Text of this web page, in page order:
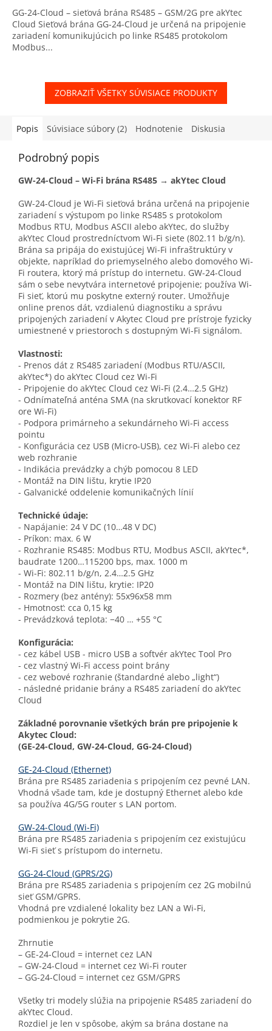
GG-24-Cloud – sieťová brána RS485 – GSM/2G pre akYtec
Cloud Sieťová brána GG-24-Cloud je určená na pripojenie
zariadení komunikujúcich po linke RS485 protokolom
Modbus...
ZOBRAZIŤ VŠETKY SÚVISIACE PRODUKTY
Popis Súvisiace súbory (2) Hodnotenie Diskusia
Podrobný popis
GW-24-Cloud – Wi-Fi brána RS485 → akYtec Cloud
GW-24-Cloud je Wi-Fi sieťová brána určená na pripojenie
zariadení s výstupom po linke RS485 s protokolom
Modbus RTU, Modbus ASCII alebo akYtec, do služby
akYtec Cloud prostredníctvom Wi-Fi siete (802.11 b/g/n).
Brána sa pripája do existujúcej Wi-Fi infraštruktúry v
objekte, napríklad do priemyselného alebo domového Wi-
Fi routera, ktorý má prístup do internetu. GW-24-Cloud
sám o sebe nevytvára internetové pripojenie; používa Wi-
Fi sieť, ktorú mu poskytne externý router. Umožňuje
online prenos dát, vzdialenú diagnostiku a správu
pripojených zariadení v Akytec Cloud pre prístroje fyzicky
umiestnené v priestoroch s dostupným Wi-Fi signálom.
Vlastnosti:
- Prenos dát z RS485 zariadení (Modbus RTU/ASCII,
akYtec*) do akYtec Cloud cez Wi-Fi
- Pripojenie do akYtec Cloud cez Wi-Fi (2.4…2.5 GHz)
- Odnímateľná anténa SMA (na skrutkovací konektor RF
ore Wi-Fi)
- Podpora primárneho a sekundárneho Wi-Fi access
pointu
- Konfigurácia cez USB (Micro-USB), cez Wi-Fi alebo cez
web rozhranie
- Indikácia prevádzky a chýb pomocou 8 LED
- Montáž na DIN lištu, krytie IP20
- Galvanické oddelenie komunikačných línií
Technické údaje:
- Napájanie: 24 V DC (10…48 V DC)
- Príkon: max. 6 W
- Rozhranie RS485: Modbus RTU, Modbus ASCII, akYtec*,
baudrate 1200…115200 bps, max. 1000 m
- Wi-Fi: 802.11 b/g/n, 2.4…2.5 GHz
- Montáž na DIN lištu, krytie: IP20
- Rozmery (bez antény): 55x96x58 mm
- Hmotnosť: cca 0,15 kg
- Prevádzková teplota: −40 … +55 °C
Konfigurácia:
- cez kábel USB - micro USB a softvér akYtec Tool Pro
- cez vlastný Wi-Fi access point brány
- cez webové rozhranie (štandardné alebo „light“)
- následné pridanie brány a RS485 zariadení do akYtec
Cloud
Základné porovnanie všetkých brán pre pripojenie k
Akytec Cloud:
(GE-24-Cloud, GW-24-Cloud, GG-24-Cloud)
GE-24-Cloud (Ethernet)
Brána pre RS485 zariadenia s pripojením cez pevné LAN.
Vhodná všade tam, kde je dostupný Ethernet alebo kde
sa používa 4G/5G router s LAN portom.
GW-24-Cloud (Wi-Fi)
Brána pre RS485 zariadenia s pripojením cez existujúcu
Wi-Fi sieť s prístupom do internetu.
GG-24-Cloud (GPRS/2G)
Brána pre RS485 zariadenia s pripojením cez 2G mobilnú
sieť GSM/GPRS.
Vhodná pre vzdialené lokality bez LAN a Wi-Fi,
podmienkou je pokrytie 2G.
Zhrnutie
– GE-24-Cloud = internet cez LAN
– GW-24-Cloud = internet cez Wi-Fi router
– GG-24-Cloud = internet cez GSM/GPRS
Všetky tri modely slúžia na pripojenie RS485 zariadení do
akYtec Cloud.
Rozdiel je len v spôsobe, akým sa brána dostane na